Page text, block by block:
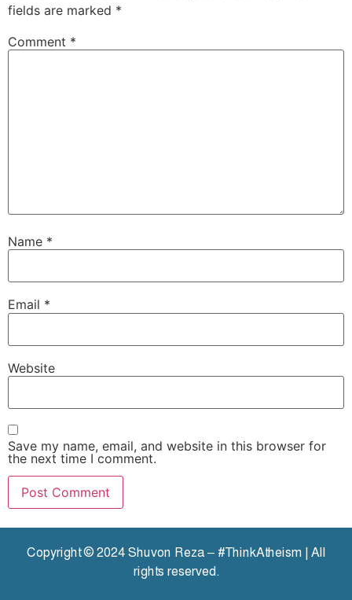
fields are marked *
Comment *
Name *
Email *
Website
Save my name, email, and website in this browser for
the next time I comment.
Copyright © 2024 Shuvon Reza – #ThinkAtheism | All
rights reserved.